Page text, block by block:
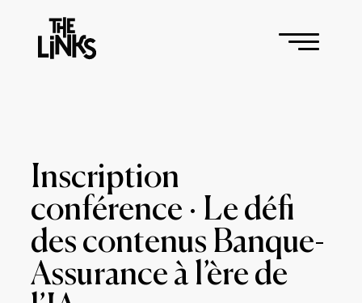
Inscription
conférence · Le défi
des contenus Banque-
Assurance à l’ère de